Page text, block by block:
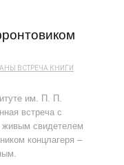
ВСТРЕЧА КНИГИ
им. П. П.
встреча с
живым свидетелем
концлагеря –